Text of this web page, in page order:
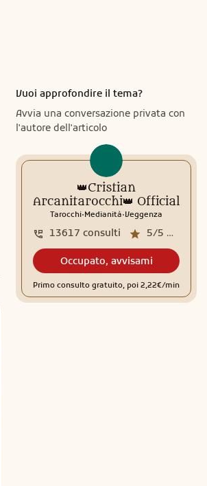
Vuoi approfondire il tema?
Avvia una conversazione privata con
l'autore dell'articolo
👑Cristian
Arcanitarocchi👑 Official
Tarocchi.Medianità.Veggenza
5/5 media
13617 consulti
Occupato, avvisami
Primo consulto gratuito, poi 2,22€/min